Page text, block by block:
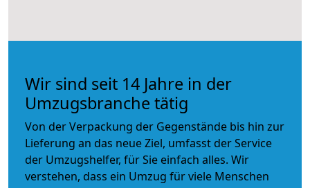
Wir sind seit 14 Jahre in der
Umzugsbranche tätig
Von der Verpackung der Gegenstände bis hin zur
Lieferung an das neue Ziel, umfasst der Service
der Umzugshelfer, für Sie einfach alles. Wir
verstehen, dass ein Umzug für viele Menschen